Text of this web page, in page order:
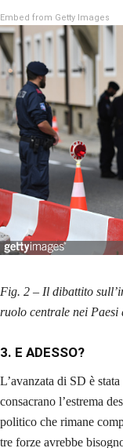
Embed from Getty Images
Fig. 2 – Il dibattito
ruolo centrale nei Paesi
3. E ADESSO?
L’avanzata di SD è
consacrano l’estrema
politico che rimane
tre forze avrebbe